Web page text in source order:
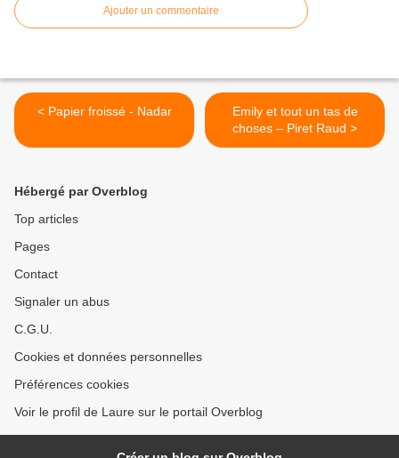
Ajouter un commentaire
< Papier froissé - Nadar
Emily et tout un tas de
choses – Piret Raud >
Hébergé par Overblog
Top articles
Pages
Contact
Signaler un abus
C.G.U.
Cookies et données personnelles
Préférences cookies
Voir le profil de Laure sur le portail Overblog